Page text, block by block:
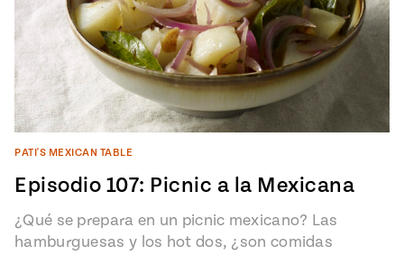
PATI'S MEXICAN TABLE
Episodio 107: Picnic a la Mexicana
¿Qué se prepara en un picnic mexicano? Las
hamburguesas y los hot dos, ¿son comidas